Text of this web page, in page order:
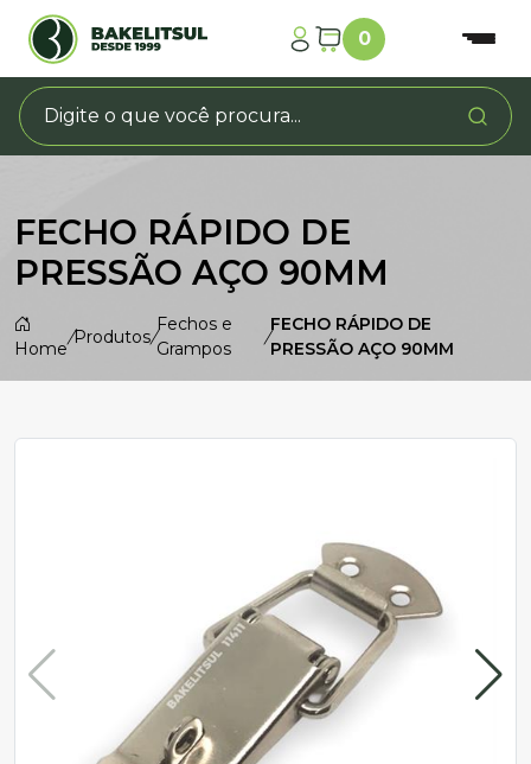
0
FECHO RÁPIDO DE
PRESSÃO AÇO 90MM
Home
/Produtos/
Fechos e
Grampos
/
FECHO RÁPIDO DE
PRESSÃO AÇO 90MM